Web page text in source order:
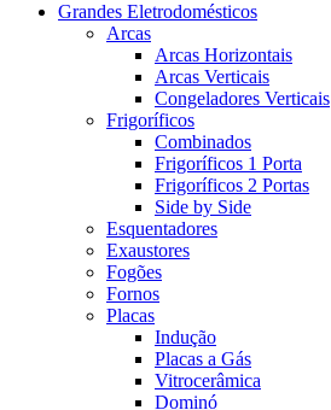
Grandes Eletrodomésticos
Arcas
Arcas Horizontais
Arcas Verticais
Congeladores Verticais
Frigoríficos
Combinados
Frigoríficos 1 Porta
Frigoríficos 2 Portas
Side by Side
Esquentadores
Exaustores
Fogões
Fornos
Placas
Indução
Placas a Gás
Vitrocerâmica
Dominó